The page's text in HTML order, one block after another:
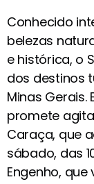
Conhecido
belezas
e histórica, o
dos destinos
Minas
promete
Caraça, que
sábado, das
Engenho,